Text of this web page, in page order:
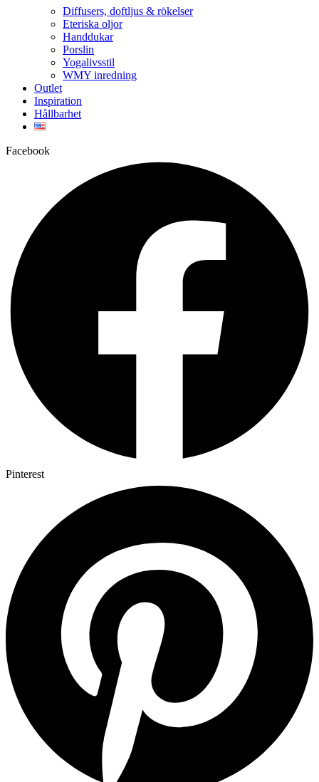
Diffusers, doftljus & rökelser
Eteriska oljor
Handdukar
Porslin
Yogalivsstil
WMY inredning
Outlet
Inspiration
Hållbarhet
Facebook
Pinterest